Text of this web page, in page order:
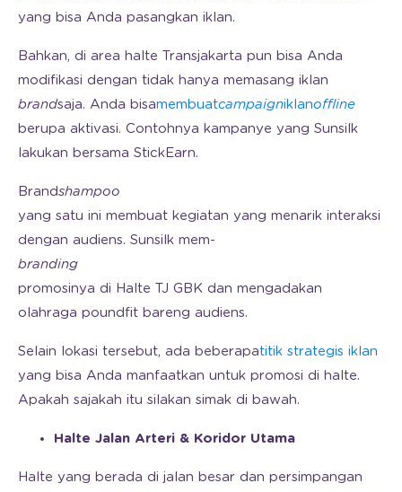
yang bisa Anda pasangkan iklan.
Bahkan, di area halte Transjakarta pun bisa Anda
modifikasi dengan tidak hanya memasang iklan
brandsaja. Anda bisamembuatcampaigniklanoffline
berupa aktivasi. Contohnya kampanye yang Sunsilk
lakukan bersama StickEarn.
Brandshampoo
yang satu ini membuat kegiatan yang menarik interaksi
dengan audiens. Sunsilk mem-
branding
promosinya di Halte TJ GBK dan mengadakan
olahraga poundfit bareng audiens.
Selain lokasi tersebut, ada beberapatitik strategis iklan
yang bisa Anda manfaatkan untuk promosi di halte.
Apakah sajakah itu silakan simak di bawah.
Halte Jalan Arteri & Koridor Utama
Halte yang berada di jalan besar dan persimpangan